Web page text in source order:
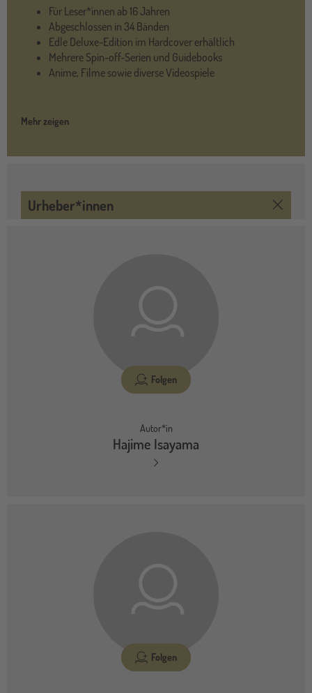
Für Leser*innen ab 16 Jahren
Abgeschlossen in 34 Bänden
Edle Deluxe-Edition im Hardcover erhältlich
Mehrere Spin-off-Serien und Guidebooks
Anime, Filme sowie diverse Videospiele
Mehr zeigen
Urheber*innen
Folgen
Autor*in
Hajime Isayama
Folgen